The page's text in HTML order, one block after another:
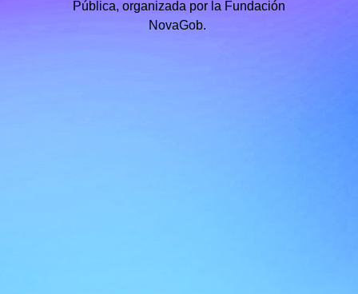
Pública, organizada por la Fundación
NovaGob.